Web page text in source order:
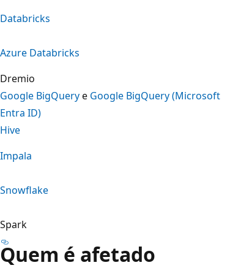
Databricks
Azure Databricks
Dremio
Google BigQuerye Google BigQuery (Microsoft
Entra ID)
Hive
Impala
Snowflake
Spark
Quem é afetado